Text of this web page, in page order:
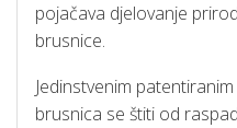
pojačava djelovanje
brusnice.
Jedinstvenim
brusnica se štiti od